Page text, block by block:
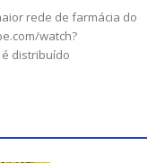
rede de farmácia do
watch?
é distribuído